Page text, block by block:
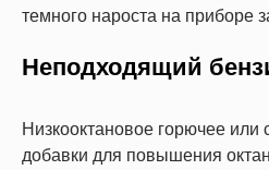
темного нароста на приборе
Неподходящий
Низкооктановое горючее
добавки для повышения